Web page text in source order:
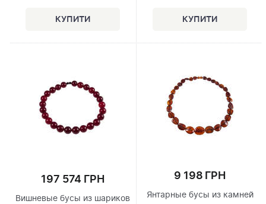
197 574 ГРН
Вишневые бусы из шариков
9 198 ГРН
Янтарные бусы из камней